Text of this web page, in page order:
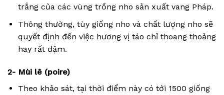
trắng của các vùng trồng nho sản xuất vang Pháp.
Thông thường, tùy giống nho và chất lượng nho sẽ
quyết định đến việc hương vị táo chỉ thoang thoảng
hay rất đậm.
2- Mùi lê (poire)
Theo khảo sát, tại thời điểm này có tới 1500 giống